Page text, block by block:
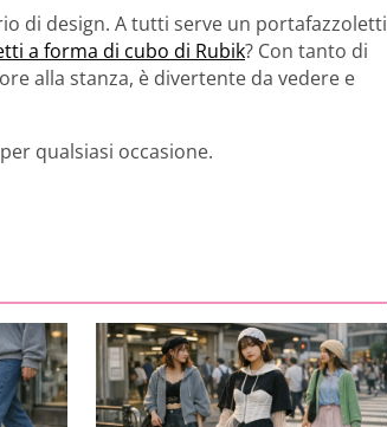
di design. A tutti serve un portafazzoletti
a forma di cubo di Rubik? Con tanto di
alla stanza, è divertente da vedere e
qualsiasi occasione.